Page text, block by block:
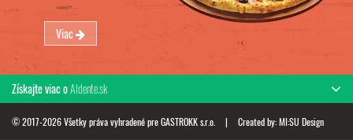
Viac
Získajte viac oAldente.sk
© 2017-2026 Všetky práva vyhradené pre GASTROKK s.r.o. | Created by:MI:SU Design